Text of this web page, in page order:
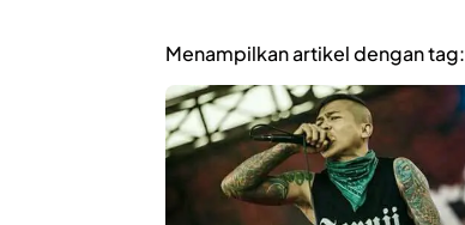
Menampilkan artikel dengan tag: